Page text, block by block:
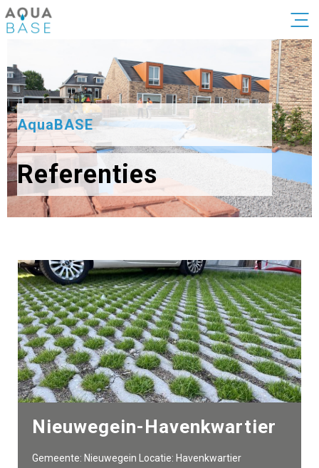
AquaBASE
Referenties
Nieuwegein-Havenkwartier
Gemeente: Nieuwegein Locatie: Havenkwartier